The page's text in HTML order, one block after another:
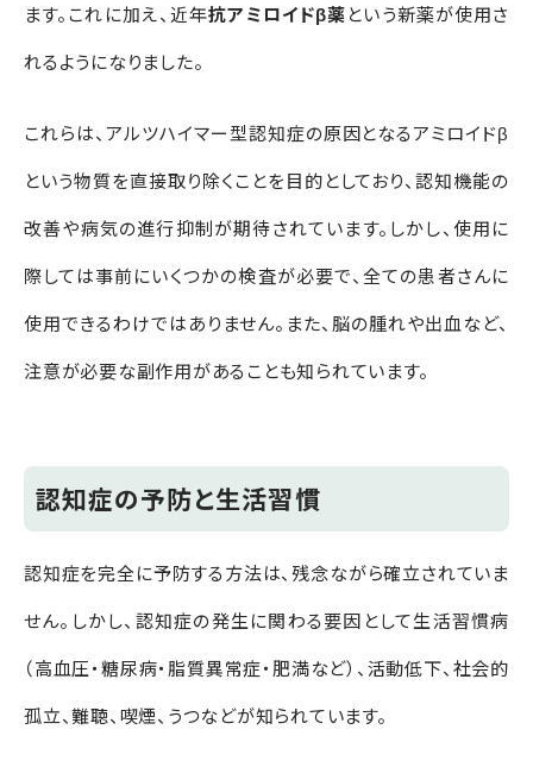
ます。これに加え、近年抗アミロイドβ薬という新薬が使用さ
れるようになりました。
これらは、アルツハイマー型認知症の原因となるアミロイドβ
という物質を直接取り除くことを目的としており、認知機能の
改善や病気の進行抑制が期待されています。しかし、使用に
際しては事前にいくつかの検査が必要で、全ての患者さんに
使用できるわけではありません。また、脳の腫れや出血など、
注意が必要な副作用があることも知られています。
認知症の予防と生活習慣
認知症を完全に予防する方法は、残念ながら確立されていま
せん。しかし、認知症の発生に関わる要因として生活習慣病
（高血圧・糖尿病・脂質異常症・肥満など）、活動低下、社会的
孤立、難聴、喫煙、うつなどが知られています。